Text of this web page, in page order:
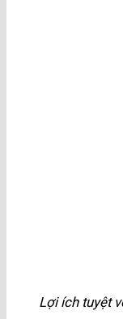
Lợi ích tuyệt